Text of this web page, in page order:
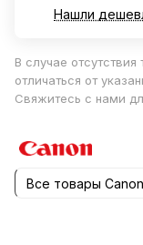
Нашли
В случае
отличаться от
Свяжитесь с нами
Все товары Canon